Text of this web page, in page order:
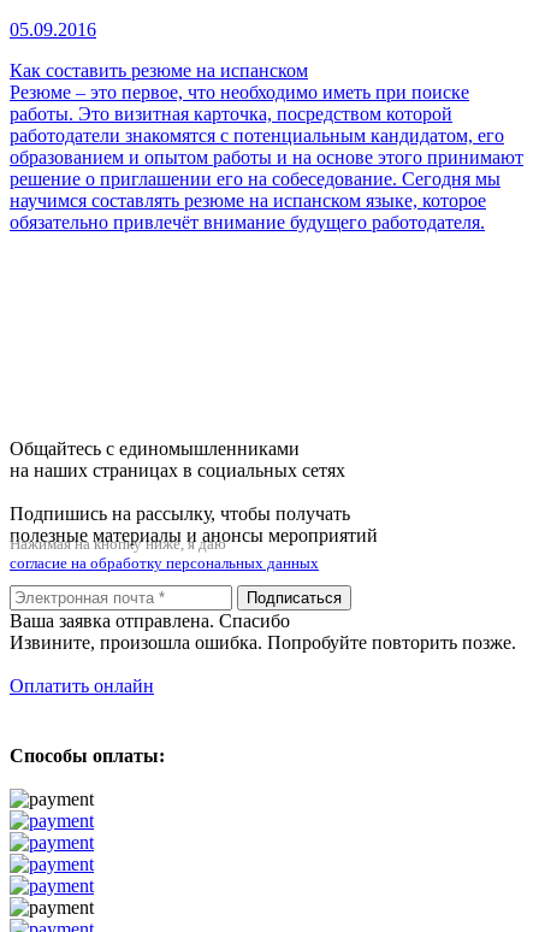
05.09.2016
Как составить резюме на испанском
Резюме – это первое, что необходимо иметь при поиске
работы. Это визитная карточка, посредством которой
работодатели знакомятся с потенциальным кандидатом, его
образованием и опытом работы и на основе этого принимают
решение о приглашении его на собеседование. Сегодня мы
научимся составлять резюме на испанском языке, которое
обязательно привлечёт внимание будущего работодателя.
Общайтесь с единомышленниками
на наших страницах в социальных сетях
Подпишись на рассылку, чтобы получать
полезные материалы и анонсы мероприятий
Нажимая на кнопку ниже, я даю
согласие на обработку персональных данных
Подписаться
Ваша заявка отправлена. Спасибо
Извините, произошла ошибка. Попробуйте повторить позже.
Оплатить онлайн
Способы оплаты: